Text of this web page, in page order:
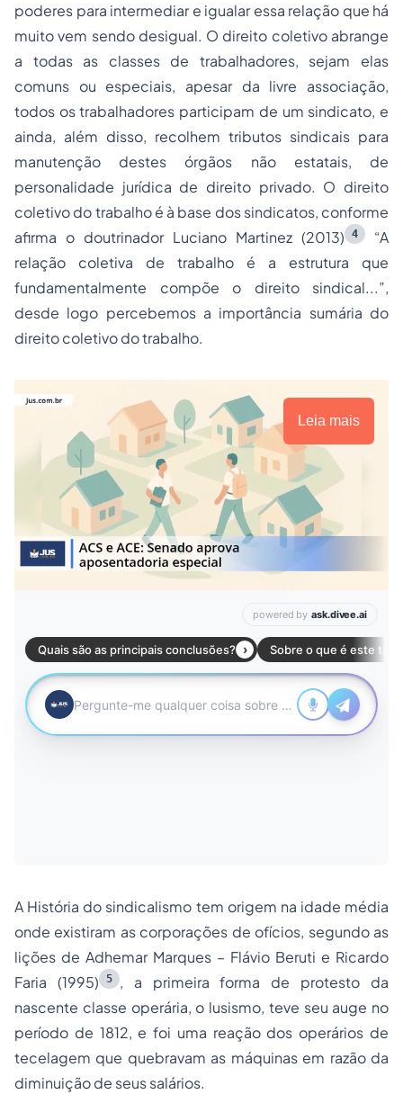
poderes para intermediar e igualar essa relação que há
muito vem sendo desigual. O direito coletivo abrange
a todas as classes de trabalhadores, sejam elas
comuns ou especiais, apesar da livre associação,
todos os trabalhadores participam de um sindicato, e
ainda, além disso, recolhem tributos sindicais para
manutenção destes órgãos não estatais, de
personalidade jurídica de direito privado. O direito
coletivo do trabalho é à base dos sindicatos, conforme
afirma o doutrinador Luciano Martinez (2013)
4
“A
relação coletiva de trabalho é a estrutura que
fundamentalmente compõe o direito sindical...”,
desde logo percebemos a importância sumária do
direito coletivo do trabalho.
Leia mais
A História do sindicalismo tem origem na idade média
onde existiram as corporações de ofícios, segundo as
lições de Adhemar Marques – Flávio Beruti e Ricardo
Faria (1995)
5 , a primeira forma de protesto da
nascente classe operária, o lusismo, teve seu auge no
período de 1812, e foi uma reação dos operários de
tecelagem que quebravam as máquinas em razão da
diminuição de seus salários.